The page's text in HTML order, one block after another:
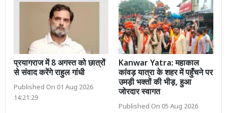
प्रयागराज में 8 अगस्त को छात्रों
से संवाद करेंगे राहुल गांधी
Published On 01 Aug 2026
14:21:29
Kanwar Yatra: महाकाल
कांवड़ यात्रा के शहर में पहुँचने पर
उमड़ी भक्तों की भीड़, हुआ
जोरदार स्वागत
Published On 05 Aug 2026